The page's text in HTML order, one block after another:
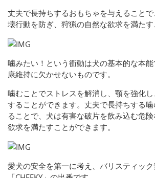
丈夫で長持ちするおもちゃを与えること
壊行動を防ぎ、狩猟の自然な欲求を満たす
噛みたい！という衝動は犬の基本的な本
康維持に欠かせないものです。
噛むことでストレスを解消し、顎を強化
することができます。丈夫で長持ちする噛
ることで、犬は有害な破片を飲み込む危
欲求を満たすことができます。
愛犬の安全を第一に考え、バリスティッ